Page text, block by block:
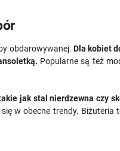
obdarowywanej. Dla kobiet
Popularne są też
jak stal nierdzewna czy
w obecne trendy.